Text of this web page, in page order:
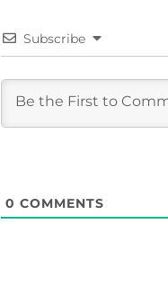
Subscribe
0 COMMENTS